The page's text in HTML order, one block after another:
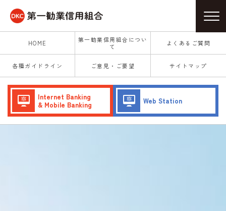
HOME
第一勧業信用組合につい
て
よくあるご質問
各種ガイドライン ご意見・ご要望 サイトマップ
Internet Banking
& Mobile Banking
Web Station